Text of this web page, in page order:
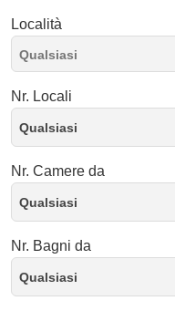
Località
Nr. Locali
Qualsiasi
Nr. Camere da
Qualsiasi
Nr. Bagni da
Qualsiasi